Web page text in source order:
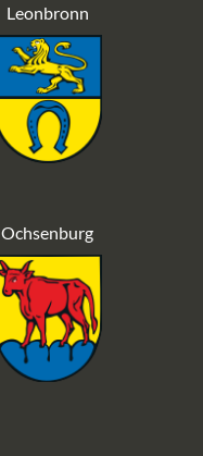
Leonbronn
Ochsenburg